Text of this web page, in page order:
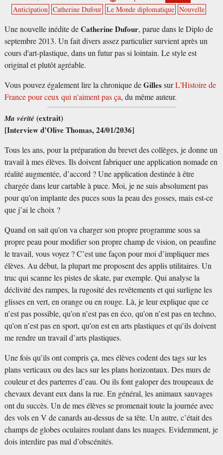
Anticipation Catherine Dufour Le Monde diplomatique Nouvelle
Une nouvelle inédite deCatherine Dufour, parue dans le Diplo de
septembre 2013. Un fait divers assez particulier survient après un
cours d'art-plastique, dans un futur pas si lointain. Le style est
original et plutôt agréable.
Vous pouvez également lire la chronique deGillessurL'Histoire de
France pour ceux qui n'aiment pas ça, du même auteur.
Ma vérité(extrait)
[Interview d’Olive Thomas, 24/01/2036]
Tous les ans, pour la préparation du brevet des collèges, je donne un
travail à mes élèves. Ils doivent fabriquer une application nomade en
réalité augmentée, d’accord ? Une application destinée à être
chargée dans leur cartable à puce. Moi, je ne suis absolument pas
pour qu’on implante des puces sous la peau des gosses, mais est-ce
que j’ai le choix ?
Quand on sait qu’on va charger son propre programme sous sa
propre peau pour modifier son propre champ de vision, on peaufine
le travail, vous voyez ? C’est une façon pour moi d’impliquer mes
élèves. Au début, la plupart me proposent des applis utilitaires. Un
truc qui scanne les pistes de skate, par exemple. Qui analyse la
déclivité des rampes, la rugosité des revêtements et qui surligne les
glisses en vert, en orange ou en rouge. Là, je leur explique que ce
n’est pas possible, qu’on n’est pas en éco, qu’on n’est pas en techno,
qu’on n’est pas en sport, qu’on est en arts plastiques et qu’ils doivent
me rendre un travail d’arts plastiques.
Une fois qu’ils ont compris ça, mes élèves codent des tags sur les
plans verticaux ou des lacs sur les plans horizontaux. Des murs de
couleur et des parterres d’eau. Ou ils font galoper des troupeaux de
chevaux devant eux dans la rue. En général, les animaux sauvages
ont du succès. Un de mes élèves se promenait toute la journée avec
des vols en V de canards au-dessus de sa tête. Un autre, c’était des
champs de globes oculaires roulant dans les nuages. Evidemment, je
dois interdire pas mal d’obscénités.